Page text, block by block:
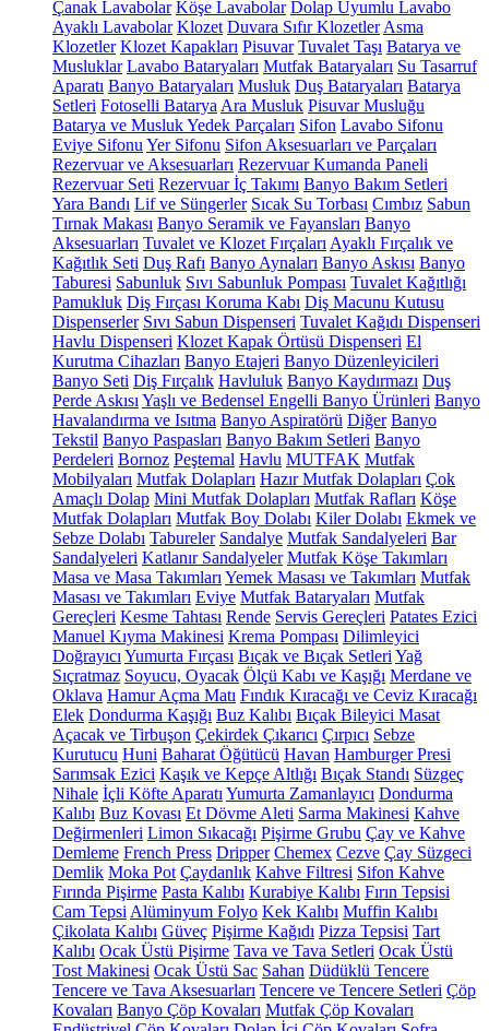
Çanak Lavabolar Köşe Lavabolar Dolap Uyumlu Lavabo
Ayaklı Lavabolar Klozet Duvara Sıfır Klozetler Asma
Klozetler Klozet Kapakları Pisuvar Tuvalet Taşı Batarya ve
Musluklar Lavabo Bataryaları Mutfak Bataryaları Su Tasarruf
Aparatı Banyo Bataryaları Musluk Duş Bataryaları Batarya
Setleri Fotoselli Batarya Ara Musluk Pisuvar Musluğu
Batarya ve Musluk Yedek Parçaları Sifon Lavabo Sifonu
Eviye Sifonu Yer Sifonu Sifon Aksesuarları ve Parçaları
Rezervuar ve Aksesuarları Rezervuar Kumanda Paneli
Rezervuar Seti Rezervuar İç Takımı Banyo Bakım Setleri
Yara Bandı Lif ve Süngerler Sıcak Su Torbası Cımbız Sabun
Tırnak Makası Banyo Seramik ve Fayansları Banyo
Aksesuarları Tuvalet ve Klozet Fırçaları Ayaklı Fırçalık ve
Kağıtlık Seti Duş Rafı Banyo Aynaları Banyo Askısı Banyo
Taburesi Sabunluk Sıvı Sabunluk Pompası Tuvalet Kağıtlığı
Pamukluk Diş Fırçası Koruma Kabı Diş Macunu Kutusu
Dispenserler Sıvı Sabun Dispenseri Tuvalet Kağıdı Dispenseri
Havlu Dispenseri Klozet Kapak Örtüsü Dispenseri El
Kurutma Cihazları Banyo Etajeri Banyo Düzenleyicileri
Banyo Seti Diş Fırçalık Havluluk Banyo Kaydırmazı Duş
Perde Askısı Yaşlı ve Bedensel Engelli Banyo Ürünleri Banyo
Havalandırma ve Isıtma Banyo Aspiratörü Diğer Banyo
Tekstil Banyo Paspasları Banyo Bakım Setleri Banyo
Perdeleri Bornoz Peştemal Havlu MUTFAK Mutfak
Mobilyaları Mutfak Dolapları Hazır Mutfak Dolapları Çok
Amaçlı Dolap Mini Mutfak Dolapları Mutfak Rafları Köşe
Mutfak Dolapları Mutfak Boy Dolabı Kiler Dolabı Ekmek ve
Sebze Dolabı Tabureler Sandalye Mutfak Sandalyeleri Bar
Sandalyeleri Katlanır Sandalyeler Mutfak Köşe Takımları
Masa ve Masa Takımları Yemek Masası ve Takımları Mutfak
Masası ve Takımları Eviye Mutfak Bataryaları Mutfak
Gereçleri Kesme Tahtası Rende Servis Gereçleri Patates Ezici
Manuel Kıyma Makinesi Krema Pompası Dilimleyici
Doğrayıcı Yumurta Fırçası Bıçak ve Bıçak Setleri Yağ
Sıçratmaz Soyucu, Oyacak Ölçü Kabı ve Kaşığı Merdane ve
Oklava Hamur Açma Matı Fındık Kıracağı ve Ceviz Kıracağı
Elek Dondurma Kaşığı Buz Kalıbı Bıçak Bileyici Masat
Açacak ve Tirbuşon Çekirdek Çıkarıcı Çırpıcı Sebze
Kurutucu Huni Baharat Öğütücü Havan Hamburger Presi
Sarımsak Ezici Kaşık ve Kepçe Altlığı Bıçak Standı Süzgeç
Nihale İçli Köfte Aparatı Yumurta Zamanlayıcı Dondurma
Kalıbı Buz Kovası Et Dövme Aleti Sarma Makinesi Kahve
Değirmenleri Limon Sıkacağı Pişirme Grubu Çay ve Kahve
Demleme French Press Dripper Chemex Cezve Çay Süzgeci
Demlik Moka Pot Çaydanlık Kahve Filtresi Sifon Kahve
Fırında Pişirme Pasta Kalıbı Kurabiye Kalıbı Fırın Tepsisi
Cam Tepsi Alüminyum Folyo Kek Kalıbı Muffin Kalıbı
Çikolata Kalıbı Güveç Pişirme Kağıdı Pizza Tepsisi Tart
Kalıbı Ocak Üstü Pişirme Tava ve Tava Setleri Ocak Üstü
Tost Makinesi Ocak Üstü Sac Sahan Düdüklü Tencere
Tencere ve Tava Aksesuarları Tencere ve Tencere Setleri Çöp
Kovaları Banyo Çöp Kovaları Mutfak Çöp Kovaları